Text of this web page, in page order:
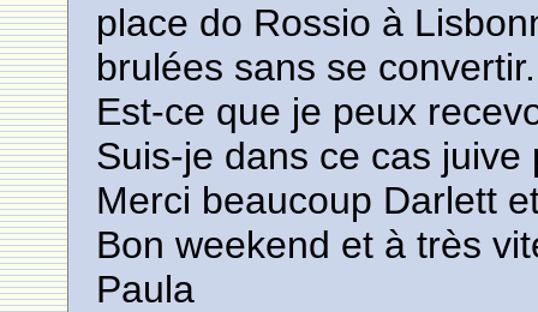
place do Rossio à
brulées sans se convertir.
Est-ce que je peux
Suis-je dans ce cas juive
Merci beaucoup Darlett
Bon weekend et à très
Paula